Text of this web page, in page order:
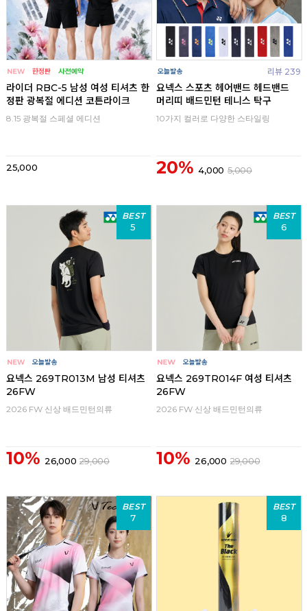
라이더 RBC-5 남성 여성 티셔츠 한
정판 광복절 에디션 코튼라이크
8.15 광복절 스페셜 에디션
25,000
리뷰 239
요넥스 스포츠 헤어밴드 헤드밴드
머리띠 배드민턴 테니스 탁구
10가지 컬러로 다양한 스타일링
20% 4,000 5,000
BEST
5
요넥스 269TR013M 남성 티셔츠
26FW
2026 FW 신상 배드민턴의류
10% 26,000 29,000
BEST
6
요넥스 269TR014F 여성 티셔츠
26FW
2026 FW 신상 배드민턴의류
10% 26,000 29,000
BEST
7
BEST
8